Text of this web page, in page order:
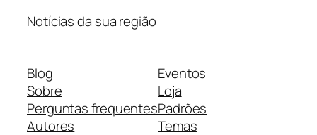
Notícias da sua região
Blog
Sobre
Perguntas frequentes
Autores
Eventos
Loja
Padrões
Temas